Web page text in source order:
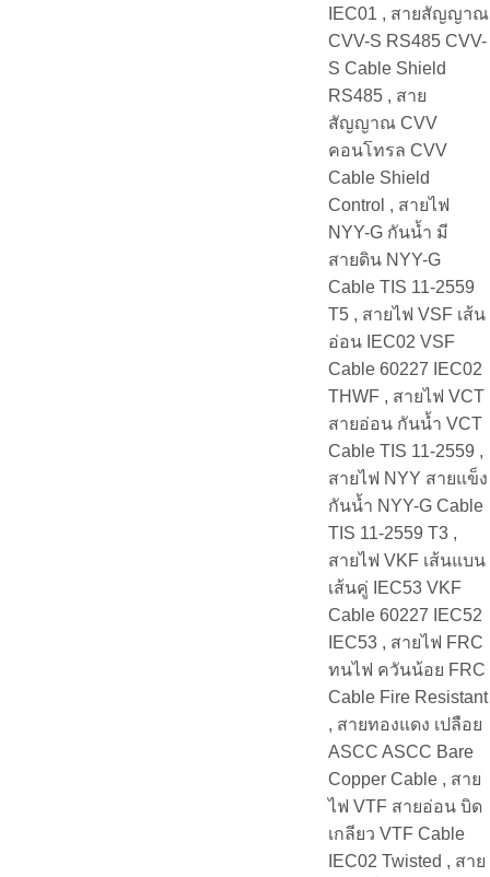
IEC01 , สายสัญญาณ
CVV-S RS485 CVV-
S Cable Shield
RS485 , สาย
สัญญาณ CVV
คอนโทรล CVV
Cable Shield
Control , สายไฟ
NYY-G กันน้ำ มี
สายดิน NYY-G
Cable TIS 11-2559
T5 , สายไฟ VSF เส้น
อ่อน IEC02 VSF
Cable 60227 IEC02
THWF , สายไฟ VCT
สายอ่อน กันน้ำ VCT
Cable TIS 11-2559 ,
สายไฟ NYY สายแข็ง
กันน้ำ NYY-G Cable
TIS 11-2559 T3 ,
สายไฟ VKF เส้นแบน
เส้นคู่ IEC53 VKF
Cable 60227 IEC52
IEC53 , สายไฟ FRC
ทนไฟ ควันน้อย FRC
Cable Fire Resistant
, สายทองแดง เปลือย
ASCC ASCC Bare
Copper Cable , สาย
ไฟ VTF สายอ่อน บิด
เกลียว VTF Cable
IEC02 Twisted , สาย